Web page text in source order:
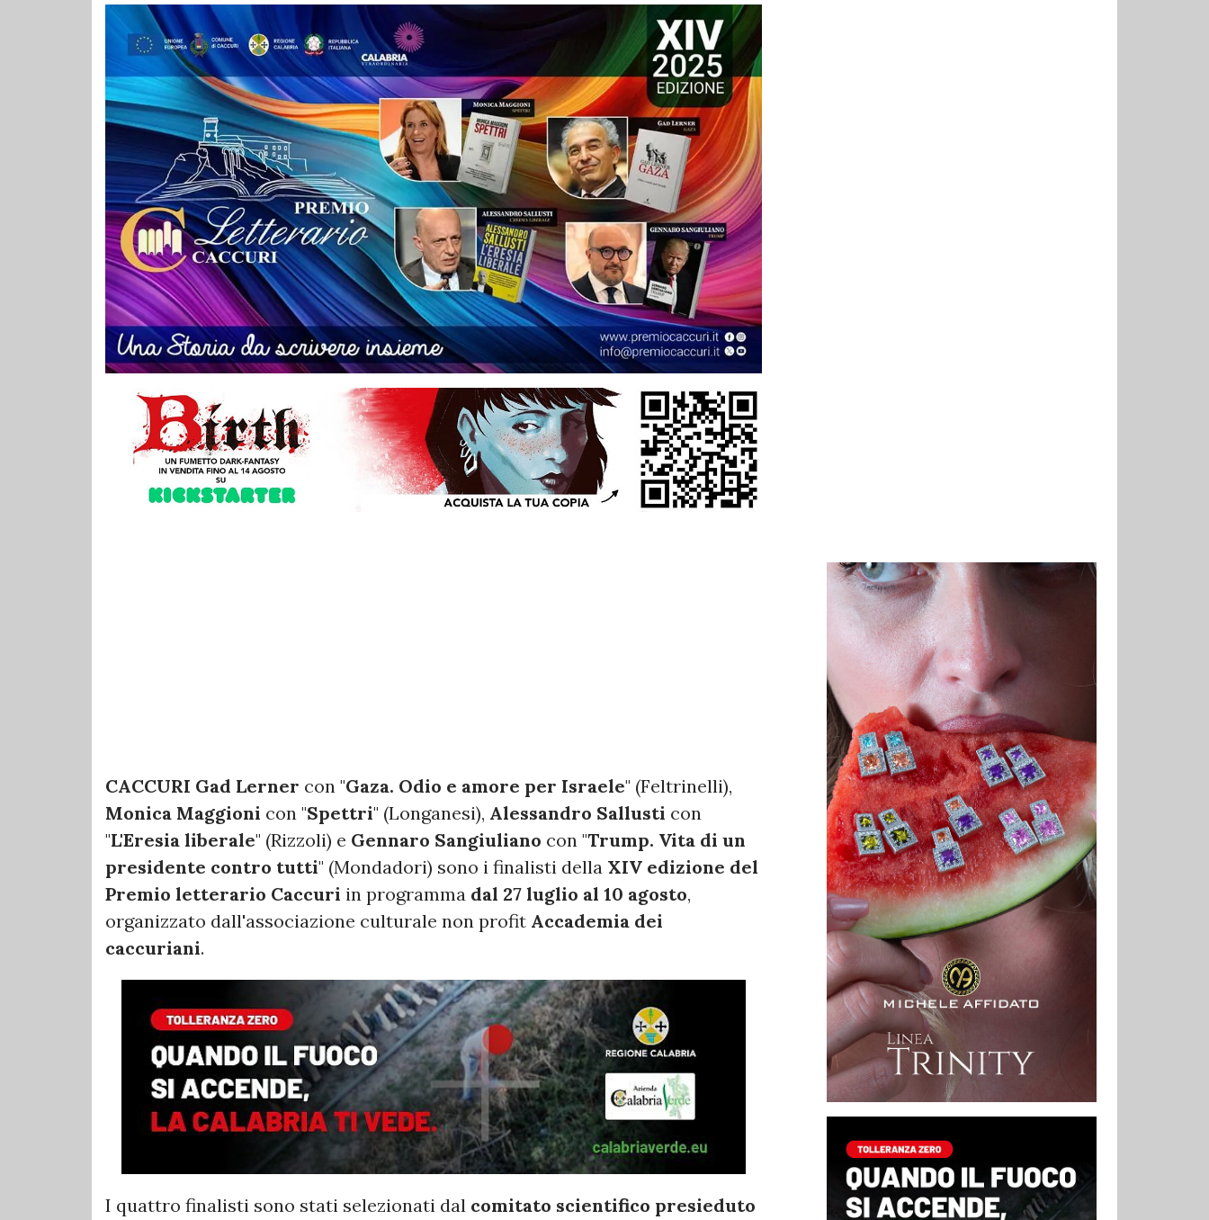
CACCURI Gad Lerner con "Gaza. Odio e amore per Israele" (Feltrinelli),
Monica Maggioni con "Spettri" (Longanesi), Alessandro Sallusti con
"L'Eresia liberale" (Rizzoli) e Gennaro Sangiuliano con "Trump. Vita di un
presidente contro tutti" (Mondadori) sono i finalisti della XIV edizione del
Premio letterario Caccuri in programma dal 27 luglio al 10 agosto,
organizzato dall'associazione culturale non profit Accademia dei
caccuriani.
I quattro finalisti sono stati selezionati dal comitato scientifico presieduto